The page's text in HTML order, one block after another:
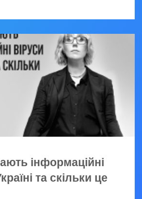
інформаційні
та скільки це